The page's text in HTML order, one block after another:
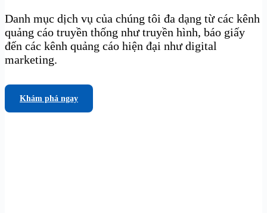
Danh mục dịch vụ của chúng tôi đa dạng từ các kênh
quảng cáo truyền thống như truyền hình, báo giấy
đến các kênh quảng cáo hiện đại như digital
marketing.
Khám phá ngay